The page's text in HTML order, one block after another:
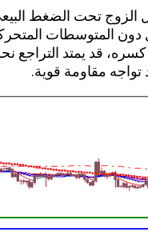
الزوج تحت الضغط
دون المتوسطات